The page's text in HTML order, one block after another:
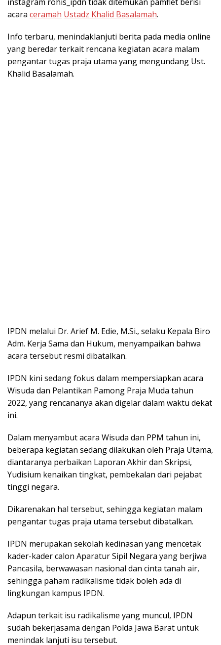
acara ceramah Ustadz Khalid Basalamah.
Info terbaru, menindaklanjuti berita pada media online
yang beredar terkait rencana kegiatan acara malam
pengantar tugas praja utama yang mengundang Ust.
Khalid Basalamah.
IPDN melalui Dr. Arief M. Edie, M.Si., selaku Kepala Biro
Adm. Kerja Sama dan Hukum, menyampaikan bahwa
acara tersebut resmi dibatalkan.
IPDN kini sedang fokus dalam mempersiapkan acara
Wisuda dan Pelantikan Pamong Praja Muda tahun
2022, yang rencananya akan digelar dalam waktu dekat
ini.
Dalam menyambut acara Wisuda dan PPM tahun ini,
beberapa kegiatan sedang dilakukan oleh Praja Utama,
diantaranya perbaikan Laporan Akhir dan Skripsi,
Yudisium kenaikan tingkat, pembekalan dari pejabat
tinggi negara.
Dikarenakan hal tersebut, sehingga kegiatan malam
pengantar tugas praja utama tersebut dibatalkan.
IPDN merupakan sekolah kedinasan yang mencetak
kader-kader calon Aparatur Sipil Negara yang berjiwa
Pancasila, berwawasan nasional dan cinta tanah air,
sehingga paham radikalisme tidak boleh ada di
lingkungan kampus IPDN.
Adapun terkait isu radikalisme yang muncul, IPDN
sudah bekerjasama dengan Polda Jawa Barat untuk
menindak lanjuti isu tersebut.